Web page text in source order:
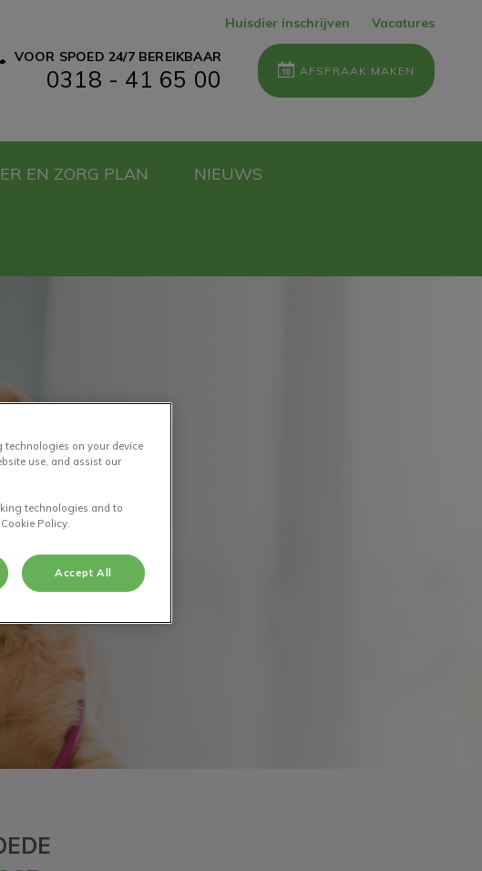
Huisdier inschrijven Vacatures
VOOR SPOED 24/7 BEREIKBAAR
0318 - 41 65 00 AFSPRAAK MAKEN
EN ZORG PLAN NIEUWS
technologies on your device
use, and assist our
technologies and to
Policy.
Accept All